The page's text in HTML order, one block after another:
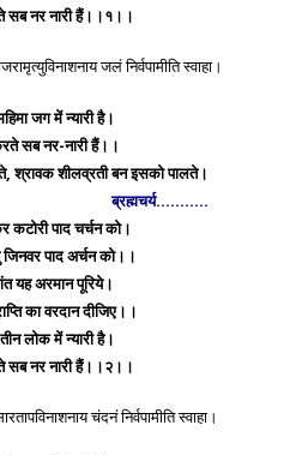
नर नारी हैं।।१।।
जलं निर्वपामीति स्वाहा।
जग में न्यारी है।
सब नर-नारी हैं।।
श्रावक शीलव्रती बन इसको पालते।
ब्रह्मचर्य………..
कटोरी पाद चर्चन को।
पाद अर्चन को।।
यह अरमान पूरिये।
का वरदान दीजिए।।
लोक में न्यारी है।
नर नारी हैं।।२।।
चंदनं निर्वपामीति स्वाहा।